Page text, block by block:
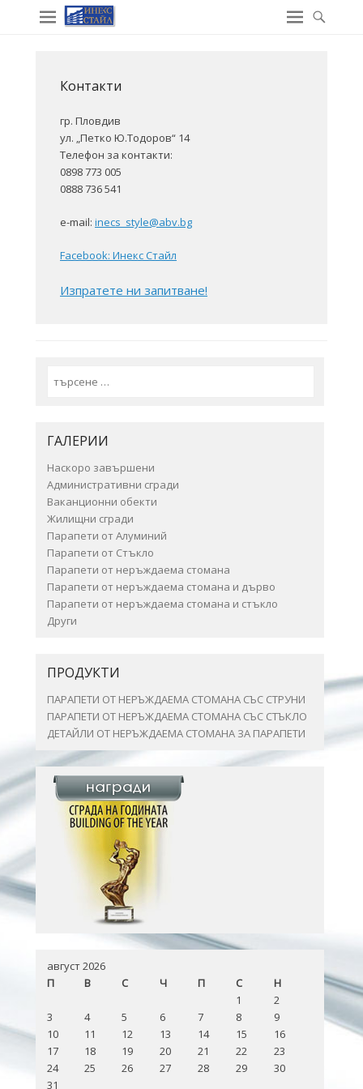
Контакти
гр. Пловдив
ул. „Петко Ю.Тодоров“ 14
Телефон за контакти:
0898 773 005
0888 736 541
e-mail: inecs_style@abv.bg
Facebook: Инекс Стайл
Изпратете ни запитване!
ГАЛЕРИИ
Наскоро завършени
Административни сгради
Ваканционни обекти
Жилищни сгради
Парапети от Алуминий
Парапети от Стъкло
Парапети от неръждаема стомана
Парапети от неръждаема стомана и дърво
Парапети от неръждаема стомана и стъкло
Други
ПРОДУКТИ
ПАРАПЕТИ ОТ НЕРЪЖДАЕМА СТОМАНА СЪС СТРУНИ
ПАРАПЕТИ ОТ НЕРЪЖДАЕМА СТОМАНА СЪС СТЪКЛО
ДЕТАЙЛИ ОТ НЕРЪЖДАЕМА СТОМАНА ЗА ПАРАПЕТИ
август 2026
П
В С Ч П С
Н
1
2
3
4 5 6 7 8
9
10
11 12 13 14 15
16
17
18 19 20 21 22
23
24
25 26 27 28 29
30
31